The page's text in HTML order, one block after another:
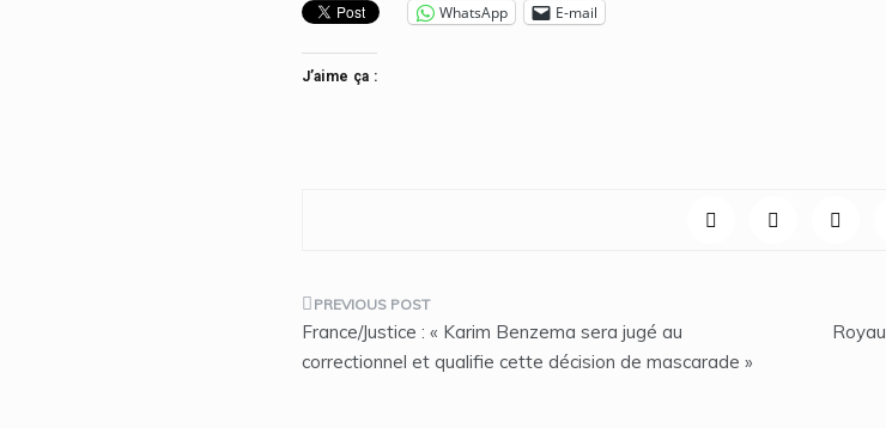
WhatsApp E-mail
J’aime ça :
Navigation
de
France/Justice : « Karim Benzema sera jugé au
correctionnel et qualifie cette décision de mascarade »